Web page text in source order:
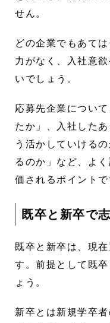
せん。
どの企業でもあて
力がなく、入社意
いでしょう。
応募先企業につい
たか」、入社した
う活かしていける
るのか」など、よ
価されるポイントで
既卒と新卒で
既卒と新卒は、現
す。前提として既
ょう。
新卒とは新規学卒